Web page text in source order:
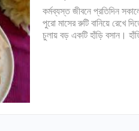
কর্মব্যস্ত জীবনে প্রতিদিন
পুরো মাসের রুটি বানিয়ে রেখে
চুলায় বড় একটি হাঁড়ি বসান।